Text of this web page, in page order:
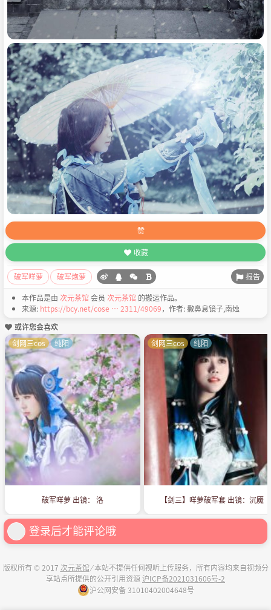
赞
收藏
破军咩萝 破军炮萝 报告
本作品是由 次元茶馆会员 次元茶馆 的搬运作品。
来源: https://bcy.net/cose … 2311/49069，作者: 撒鼻息镜子,南烛
或许您会喜欢
破军咩萝 出镜： 洛
剑网三cos 纯阳
【剑三】咩萝破军套 出镜：沉魇
剑网三cos 纯阳
登录后才能评论哦
版权所有 © 2017 次元茶馆⁄ 本站不提供任何视听上传服务，所有内容均来自视频分
享站点所提供的公开引用资源沪ICP备2021031606号-2
沪公网安备 31010402004648号